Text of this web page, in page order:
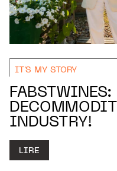
IT'S MY STORY
FABSTWINES:
INDUSTRY!
LIRE